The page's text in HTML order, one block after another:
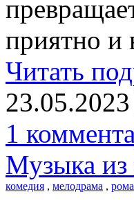
приятно и
Читать
23.05.2023
1
Музыка
комедия , мелодрама ,